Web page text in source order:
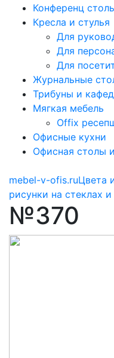
Конференц
Кресла и стулья
Для
Для
Для
Журнальные
Трибуны и
Мягкая мебель
Offix
Офисные кухни
Офисная столы
mebel-v-ofis.ruЦвета
рисунки на стеклах и
№370